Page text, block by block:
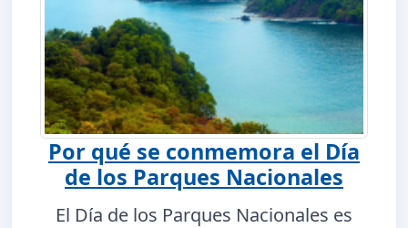
Por qué se conmemora el Día
de los Parques Nacionales
El Día de los Parques Nacionales es